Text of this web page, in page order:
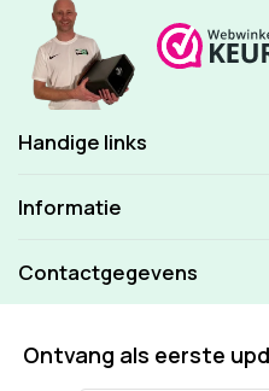
Handige links
Informatie
Contactgegevens
Ontvang als eerste